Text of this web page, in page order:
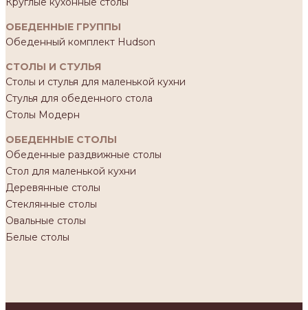
ОБЕДЕННЫЕ ГРУППЫ
Обеденный комплект Hudson
СТОЛЫ И СТУЛЬЯ
Столы и стулья для маленькой кухни
Стулья для обеденного стола
Столы Модерн
ОБЕДЕННЫЕ СТОЛЫ
Обеденные раздвижные столы
Стол для маленькой кухни
Деревянные столы
Стеклянные столы
Овальные столы
Белые столы